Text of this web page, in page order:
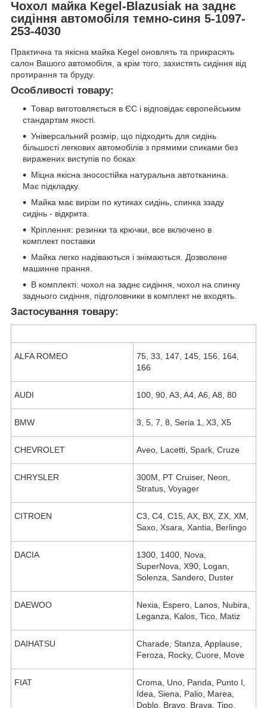
Чохол майка Kegel-Blazusiak на заднє
сидіння автомобіля темно-синя 5-1097-
253-4030
Практична та якісна майка Kegel оновлять та прикрасять
салон Вашого автомобіля, а крім того, захистять сидіння від
протирання та бруду.
Особливості товару:
Товар виготовляється в ЄС і відповідає європейським
стандартам якості.
Універсальний розмір, що підходить для сидінь
більшості легкових автомобілів з прямими спиками без
виражених виступів по боках
Міцна якісна зносостійка натуральна автотканина.
Має підкладку.
Майка має вирізи по кутиках сидінь, спинка ззаду
сидінь - відкрита.
Кріплення: резинки та крючки, все включено в
комплект поставки
Майка легко надіваються і знімаються. Дозволене
машинне прання.
В комплекті: чохол на заднє сидіння, чохол на спинку
заднього сидіння, підголовники в комплект не входять.
Застосування товару:
ALFA ROMEO
75, 33, 147, 145, 156, 164,
166
AUDI 100, 90, A3, A4, A6, A8, 80
BMW 3, 5, 7, 8, Seria 1, X3, X5
CHEVROLET Aveo, Lacetti, Spark, Cruze
CHRYSLER
300M, PT Cruiser, Neon,
Stratus, Voyager
CITROEN
C3, C4, C15, AX, BX, ZX, XM,
Saxo, Xsara, Xantia, Berlingo
DACIA
1300, 1400, Nova,
SuperNova, X90, Logan,
Solenza, Sandero, Duster
DAEWOO
Nexia, Espero, Lanos, Nubira,
Leganza, Kalos, Tico, Matiz
DAIHATSU
Charade, Stanza, Applause,
Feroza, Rocky, Cuore, Move
FIAT
Croma, Uno, Panda, Punto I,
Idea, Siena, Palio, Marea,
Doblo, Bravo, Brava, Tipo,